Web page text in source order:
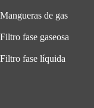
Mangueras de gas
Filtro fase gaseosa
Filtro fase líquida